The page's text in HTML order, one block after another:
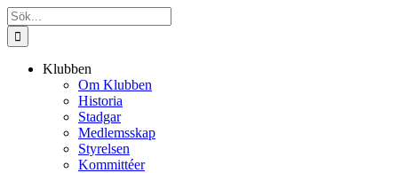
Fortsätt
till
innehållet
Sök
efter:
Klubben
Om Klubben
Historia
Stadgar
Medlemsskap
Styrelsen
Kommittéer